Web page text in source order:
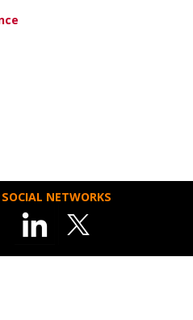
SOCIAL NETWORKS